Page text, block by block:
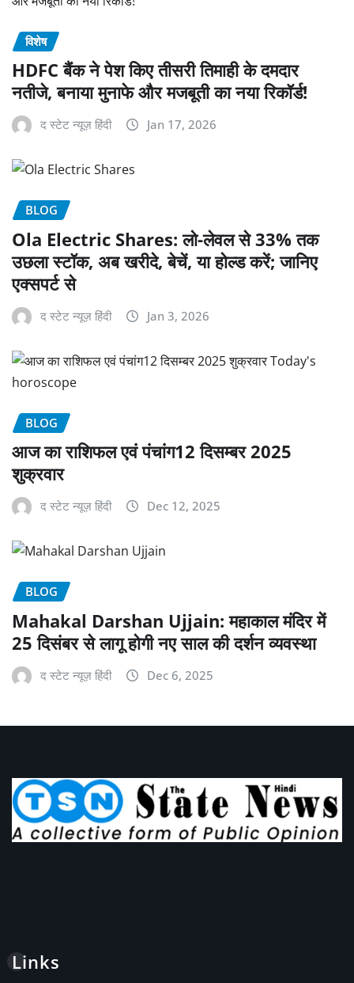
विशेष
HDFC बैंक ने पेश किए तीसरी तिमाही के दमदार
नतीजे, बनाया मुनाफे और मजबूती का नया रिकॉर्ड!
द स्टेट न्यूज़ हिंदी Jan 17, 2026
BLOG
Ola Electric Shares: लो-लेवल से 33% तक
उछला स्टॉक, अब खरीदे, बेचें, या होल्ड करें; जानिए
एक्सपर्ट से
द स्टेट न्यूज़ हिंदी Jan 3, 2026
BLOG
आज का राशिफल एवं पंचांग12 दिसम्बर 2025
शुक्रवार
द स्टेट न्यूज़ हिंदी Dec 12, 2025
BLOG
Mahakal Darshan Ujjain: महाकाल मंदिर में
25 दिसंबर से लागू होगी नए साल की दर्शन व्यवस्था
द स्टेट न्यूज़ हिंदी Dec 6, 2025
Links